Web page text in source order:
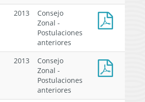
AMICHILE
A.G
CZP
XII
2013
Consejo
Zonal -
Postulaciones
anteriores
CZP
X
2013
Consejo
Zonal -
Postulaciones
anteriores